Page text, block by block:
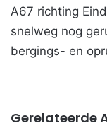
A67 richting
snelweg nog
bergings- en
Gerelateerde